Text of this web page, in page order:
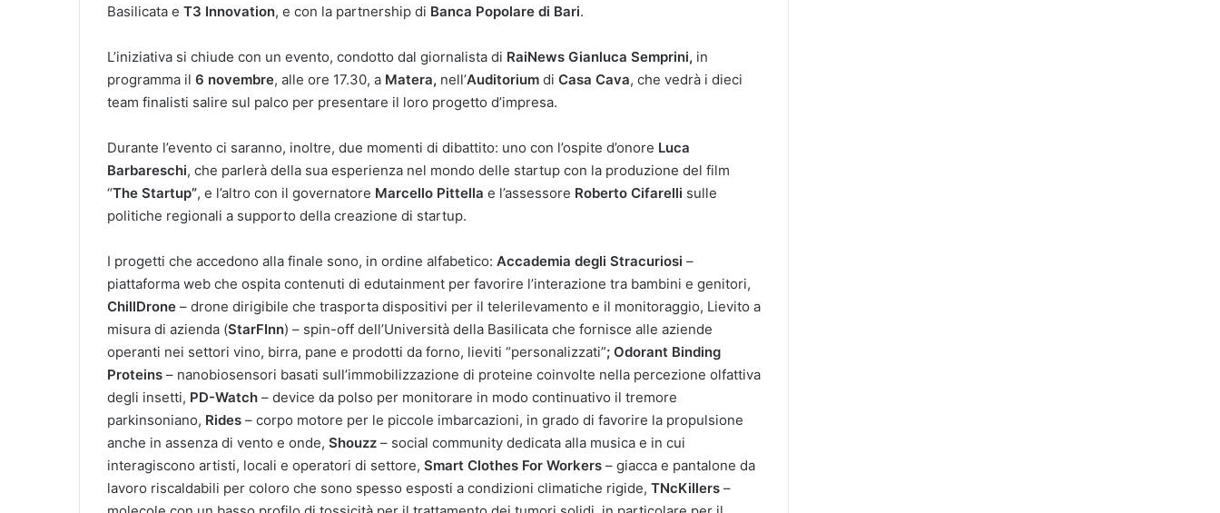
Basilicata e T3 Innovation, e con la partnership di Banca Popolare di Bari.
L’iniziativa si chiude con un evento, condotto dal giornalista di RaiNews Gianluca Semprini, in
programma il 6 novembre, alle ore 17.30, a Matera, nell’Auditorium di Casa Cava, che vedrà i dieci
team finalisti salire sul palco per presentare il loro progetto d’impresa.
Durante l’evento ci saranno, inoltre, due momenti di dibattito: uno con l’ospite d’onore Luca
Barbareschi, che parlerà della sua esperienza nel mondo delle startup con la produzione del film
“The Startup”, e l’altro con il governatore Marcello Pittella e l’assessore Roberto Cifarelli sulle
politiche regionali a supporto della creazione di startup.
I progetti che accedono alla finale sono, in ordine alfabetico: Accademia degli Stracuriosi –
piattaforma web che ospita contenuti di edutainment per favorire l’interazione tra bambini e genitori,
ChillDrone – drone dirigibile che trasporta dispositivi per il telerilevamento e il monitoraggio, Lievito a
misura di azienda (StarFInn) – spin-off dell’Università della Basilicata che fornisce alle aziende
operanti nei settori vino, birra, pane e prodotti da forno, lieviti “personalizzati”; Odorant Binding
Proteins – nanobiosensori basati sull’immobilizzazione di proteine coinvolte nella percezione olfattiva
degli insetti, PD-Watch – device da polso per monitorare in modo continuativo il tremore
parkinsoniano, Rides – corpo motore per le piccole imbarcazioni, in grado di favorire la propulsione
anche in assenza di vento e onde, Shouzz – social community dedicata alla musica e in cui
interagiscono artisti, locali e operatori di settore, Smart Clothes For Workers – giacca e pantalone da
lavoro riscaldabili per coloro che sono spesso esposti a condizioni climatiche rigide, TNcKillers –